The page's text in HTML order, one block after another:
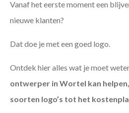
Vanaf het eerste moment een
nieuwe klanten?
Dat doe je met een goed logo.
Ontdek hier alles wat je moet
ontwerper in Wortel kan
soorten logo’s tot het